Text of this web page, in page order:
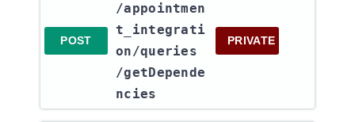
POST
/appointmen
t_integrati
on​/queries​
/getDepende
ncies
PRIVATE